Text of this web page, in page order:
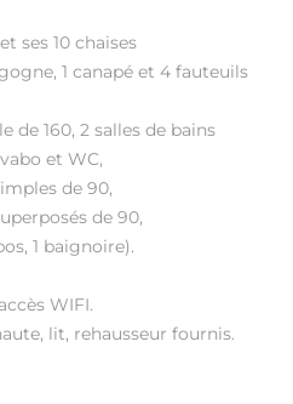
ses 10 chaises
1 canapé et 4 fauteuils
de 160, 2 salles de bains
et WC,
de 90,
de 90,
1 baignoire).
WIFI.
lit, rehausseur fournis.